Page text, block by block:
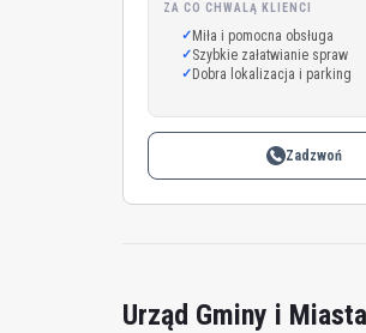
ZA CO CHWALĄ KLIENCI
Miła i pomocna obsługa
Szybkie załatwianie spraw
Dobra lokalizacja i parking
Zadzwoń
Urząd Gminy i